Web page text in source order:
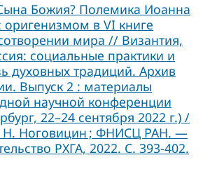
Божия? Полемика Иоанна
в VI книге
мира // Византия,
социальные практики и
духовных традиций. Архив
Выпуск 2 : материалы
научной конференции
22–24 сентября 2022 г.) /
Н. Ноговицин ; ФНИСЦ РАН. —
РХГА, 2022. C. 393-402.